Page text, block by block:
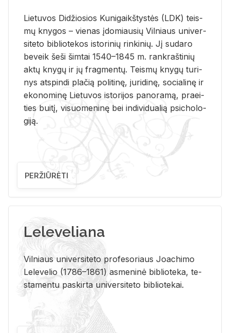
Lie­tu­vos Di­džio­sios Ku­ni­gaikš­tys­tės (LDK) teis­
mų kny­gos – vie­nas įdo­miau­sių Vil­niaus uni­ver­
si­te­to bi­b­lio­te­kos is­to­ri­nių rin­ki­nių. Jį su­da­ro
be­veik šeši šim­tai 1540–1845 m. rank­raš­ti­nių
aktų kny­gų ir jų frag­men­tų. Teis­mų kny­gų tu­ri­
nys at­spin­di pla­čią po­li­ti­nę, ju­ri­di­nę, so­cia­li­nę ir
eko­no­mi­nę Lie­tu­vos is­to­ri­jos pa­no­ra­mą, pra­ei­
ties bui­tį, vi­suo­me­ni­nę bei in­di­vi­dua­lią psi­cho­lo­
gi­ją.
PERŽIŪRĖTI
Leleveliana
Vil­niaus uni­ver­si­te­to pro­fe­so­riaus Jo­a­chi­mo
Le­le­ve­lio (1786–1861) as­me­ni­nė bi­b­lio­te­ka, te­
sta­men­tu pa­skir­ta uni­ver­si­te­to bi­b­lio­te­kai.